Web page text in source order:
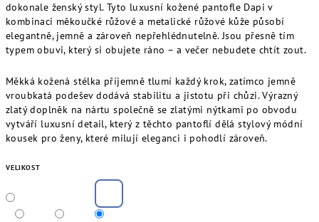
dokonale ženský styl. Tyto luxusní kožené pantofle Dapi v
kombinaci měkoučké růžové a metalické růžové kůže působí
elegantně, jemně a zároveň nepřehlédnutelně. Jsou přesně tím
typem obuvi, který si obujete ráno – a večer nebudete chtít zout.
Měkká kožená stélka příjemně tlumí každý krok, zatímco jemně
vroubkatá podešev dodává stabilitu a jistotu při chůzi. Výrazný
zlatý doplněk na nártu společně se zlatými nýtkami po obvodu
vytváří luxusní detail, který z těchto pantoflí dělá stylový módní
kousek pro ženy, které milují eleganci i pohodlí zároveň.
VELIKOST